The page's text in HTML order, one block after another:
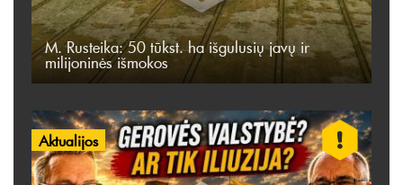
M. Rusteika: 50 tūkst. ha išgulusių javų ir
milijoninės išmokos
Aktualijos